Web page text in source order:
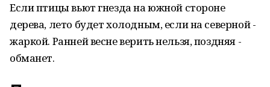
Если птицы вьют гнезда на южной стороне
дерева, лето будет холодным, если на северной -
жаркой. Ранней весне верить нельзя, поздняя -
обманет.